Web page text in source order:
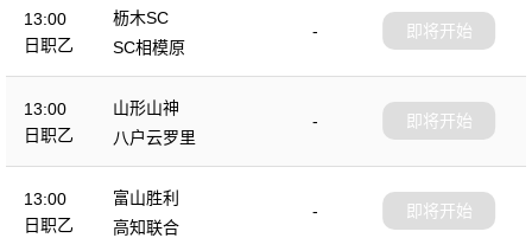
13:00
日职乙
枥木SC
-
SC相模原
即将开始
13:00
日职乙
山形山神
-
八户云罗里
即将开始
13:00
日职乙
富山胜利
-
高知联合
即将开始